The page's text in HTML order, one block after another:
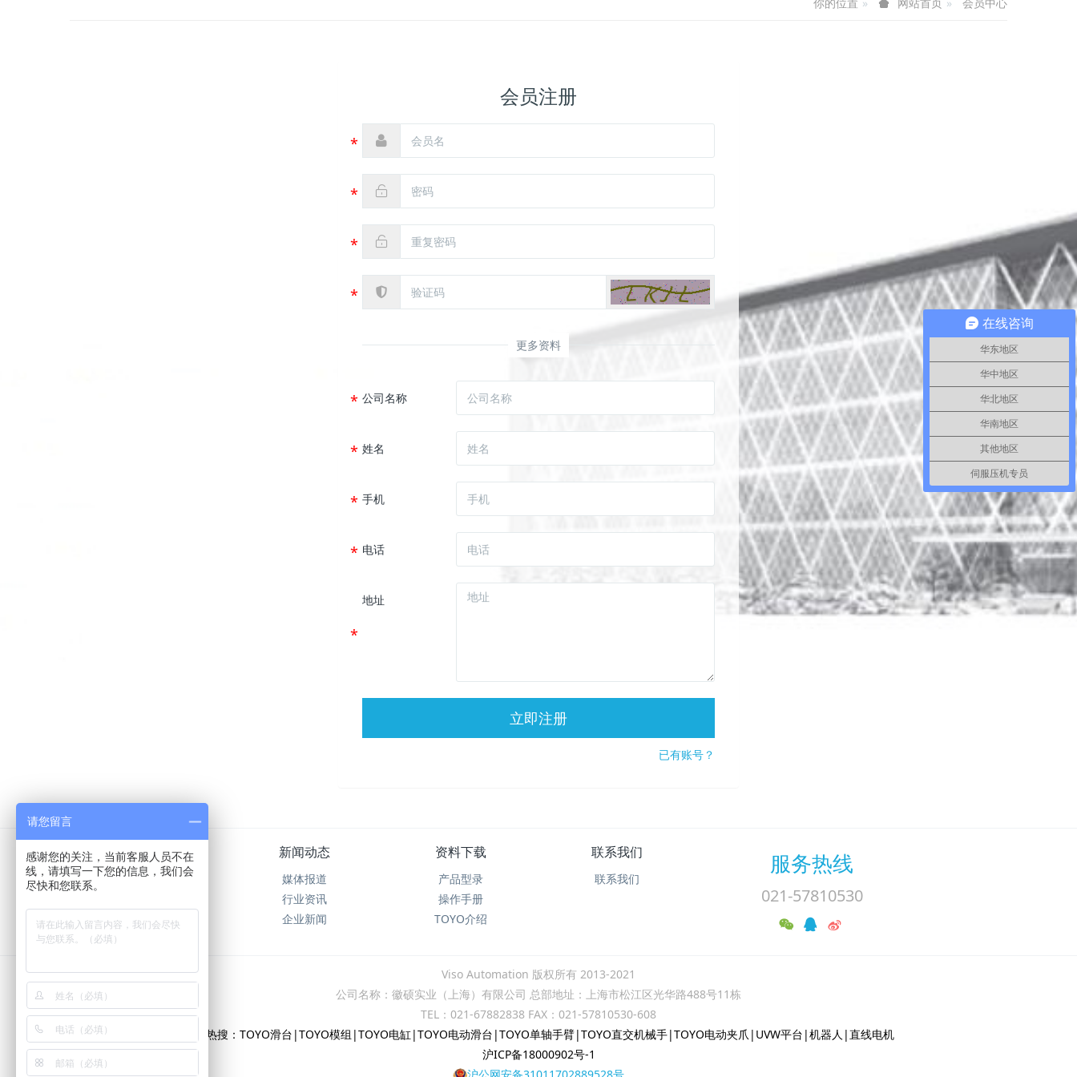
网站首页
会员注册
更多资料
公司名称
姓名
手机
电话
地址
立即注册
已有账号？
关于我们
公司简介
在线反馈
新闻动态
媒体报道
行业资讯
企业新闻
资料下载
产品型录
操作手册
TOYO介绍
联系我们
联系我们
服务热线
021-57810530
Viso Automation 版权所有 2013-2021
公司名称：徽硕实业（上海）有限公司 总部地址：上海市松江区光华路488号11栋
TEL：021-67882838 FAX：021-57810530-608
本站热搜：TOYO滑台|TOYO模组|TOYO电缸|TOYO电动滑台|TOYO单轴手臂|TOYO直交机械手|TOYO电动夹爪|UVW平台|机器人|直线电机
沪ICP备18000902号-1
在线咨询
华东地区
华中地区
华北地区
华南地区
其他地区
伺服压机专员
请您留言
感谢您的关注，当前客服人员不在
线，请填写一下您的信息，我们会
尽快和您联系。